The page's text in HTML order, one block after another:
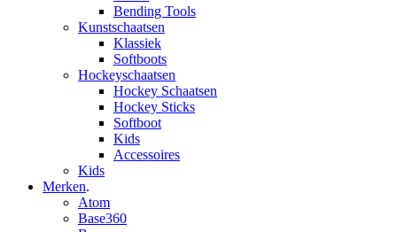
Bending Tools
Kunstschaatsen
Klassiek
Softboots
Hockeyschaatsen
Hockey Schaatsen
Hockey Sticks
Softboot
Kids
Accessoires
Kids
Merken.
Atom
Base360